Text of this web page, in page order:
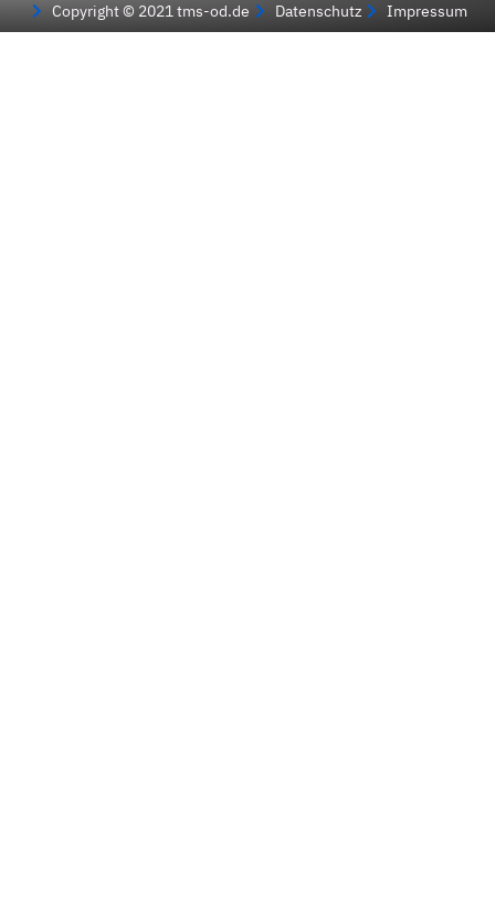
Copyright © 2021 tms-od.de Datenschutz Impressum